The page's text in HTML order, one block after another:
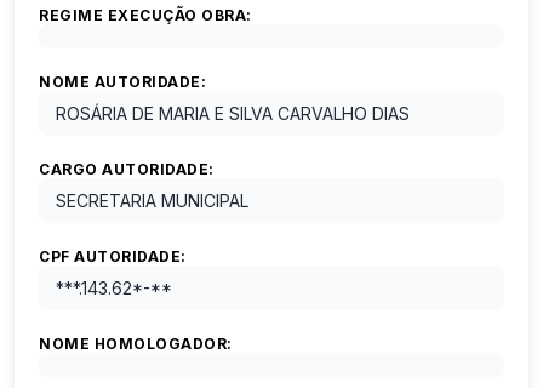
REGIME EXECUÇÃO OBRA:
NOME AUTORIDADE:
ROSÁRIA DE MARIA E SILVA CARVALHO DIAS
CARGO AUTORIDADE:
SECRETARIA MUNICIPAL
CPF AUTORIDADE:
***.143.62*-**
NOME HOMOLOGADOR: